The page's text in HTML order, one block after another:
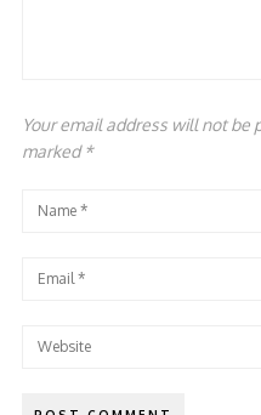
Your email address will not be
marked*